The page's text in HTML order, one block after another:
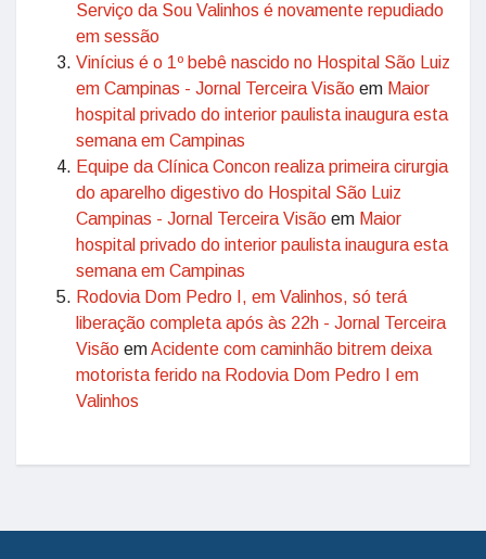
Serviço da Sou Valinhos é novamente repudiado
em sessão
Vinícius é o 1º bebê nascido no Hospital São Luiz
em Campinas - Jornal Terceira Visão em Maior
hospital privado do interior paulista inaugura esta
semana em Campinas
Equipe da Clínica Concon realiza primeira cirurgia
do aparelho digestivo do Hospital São Luiz
Campinas - Jornal Terceira Visão em Maior
hospital privado do interior paulista inaugura esta
semana em Campinas
Rodovia Dom Pedro I, em Valinhos, só terá
liberação completa após às 22h - Jornal Terceira
Visão emAcidente com caminhão bitrem deixa
motorista ferido na Rodovia Dom Pedro I em
Valinhos